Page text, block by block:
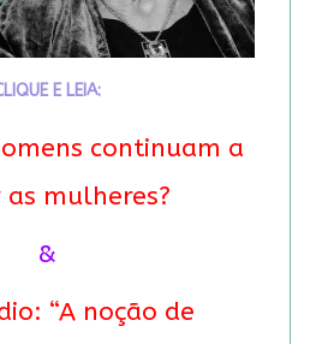
E LEIA:
continuam a
mulheres?
&
“A noção de